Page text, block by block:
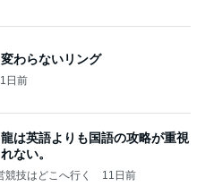
わらないリング
1日前
は英語よりも国語の攻略が重視
ない。
競技はどこへ行く 11日前